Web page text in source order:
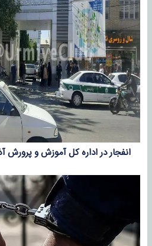
انفجار در اداره کل آموزش و پرورش